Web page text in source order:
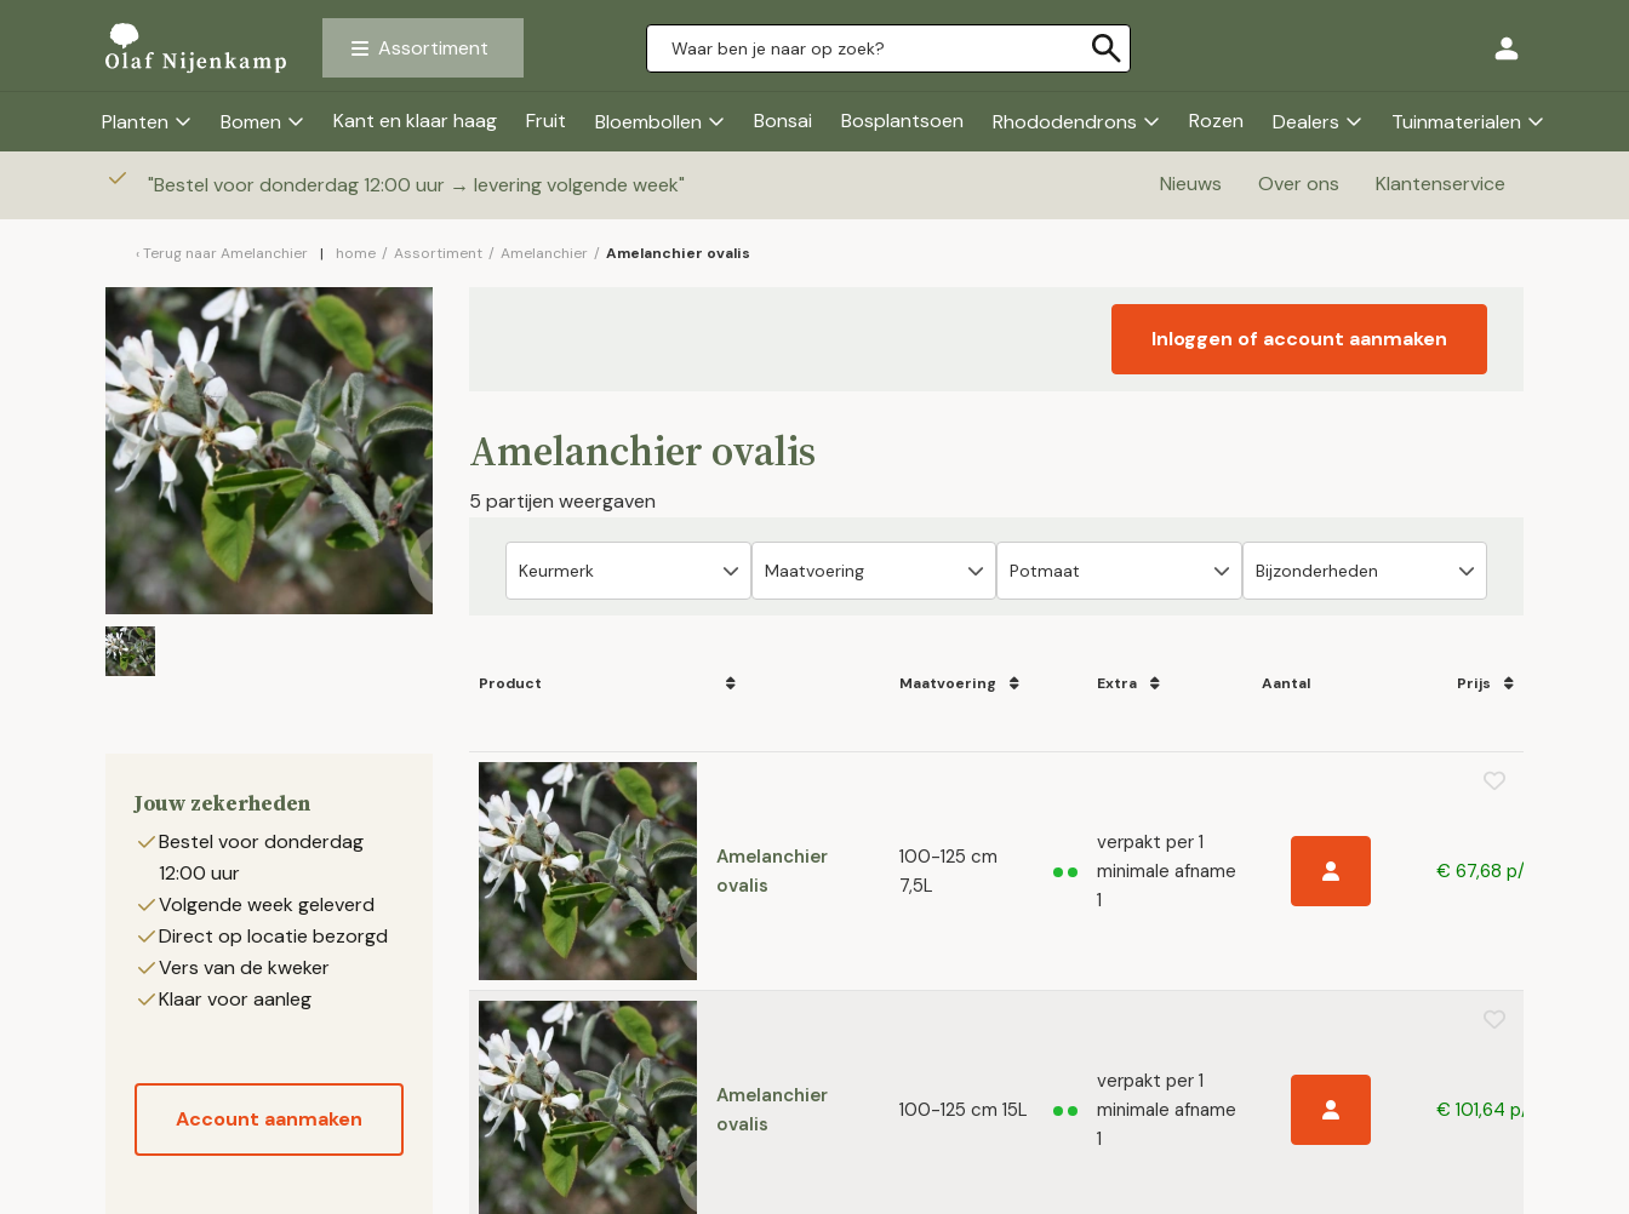
Assortiment
Planten Bomen Kant en klaar haag Fruit Bloembollen Bonsai Bosplantsoen Rhododendrons Rozen Dealers Tuinmaterialen
"Bestel voor donderdag 12:00 uur → levering volgende week" Nieuws Over ons Klantenservice
Terug naar Amelanchier home / Assortiment / Amelanchier / Amelanchier ovalis
Jouw zekerheden
Bestel voor donderdag
12:00 uur
Volgende week geleverd
Direct op locatie bezorgd
Vers van de kweker
Klaar voor aanleg
Account aanmaken
Inloggen of account aanmaken
Amelanchier ovalis
5 partijen weergaven
Product Maatvoering Extra Aantal Prijs
Amelanchier
ovalis
100-125 cm
7,5L
verpakt per 1
minimale afname
1
€ 67,68 p/s
Amelanchier
ovalis
100-125 cm 15L
verpakt per 1
minimale afname
1
€ 101,64 p/s